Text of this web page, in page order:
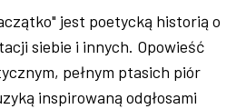
jest poetycką historią o
siebie i innych. Opowieść
pełnym ptasich piór
inspirowaną odgłosami